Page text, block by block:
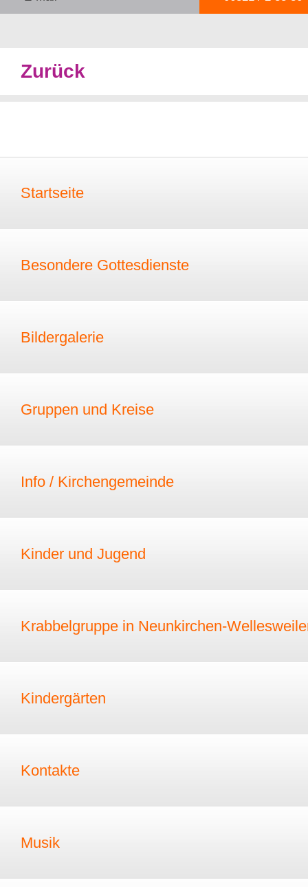
Zurück
Startseite
Besondere Gottesdienste
Bildergalerie
Gruppen und Kreise
Info / Kirchengemeinde
Kinder und Jugend
Krabbelgruppe in Neunkirchen-
Kindergärten
Kontakte
Musik